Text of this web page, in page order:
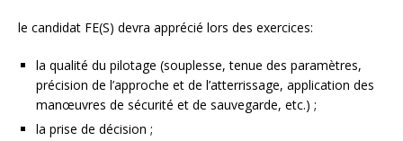
le candidat FE(S) devra apprécié lors des exercices:
la qualité du pilotage (souplesse, tenue des paramètres,
précision de l’approche et de l’atterrissage, application des
manœuvres de sécurité et de sauvegarde, etc.) ;
la prise de décision ;